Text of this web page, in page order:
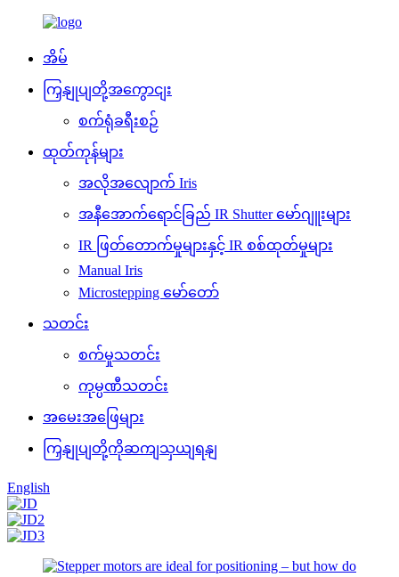
အိမ်
ကြှနျုပျတို့အကွောငျး
စက်ရုံခရီးစဉ်
ထုတ်ကုန်များ
အလိုအလျောက် Iris
အနီအောက်ရောင်ခြည် IR Shutter မော်ဂျူးများ
IR ဖြတ်တောက်မှုများနှင့် IR စစ်ထုတ်မှုများ
Manual Iris
Microstepping မော်တော်
သတင်း
စက်မှုသတင်း
ကုမ္ပဏီသတင်း
အမေးအဖြေများ
ကြှနျုပျတို့ကိုဆကျသှယျရနျ
English